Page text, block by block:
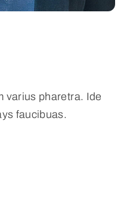
varius pharetra. Ide
faucibuas.